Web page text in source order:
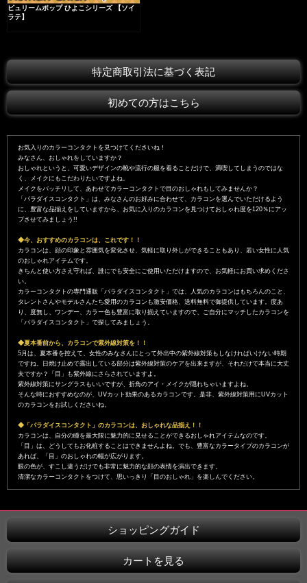
ピュリームポップ ひよこシリーズ 【ソイ
ラテ】
特定商取引法に基づく表記
初めての方はこちら
お気入りのカラーコンタクトを見つけてくださいね！
みなさん、おしゃれをしていますか？
おしゃれというと、可愛いデザインの靴や流行の服を着ることだけで、満喫してしまうのではな
く、メイクにもこだわりたいですよね。
メイクをバッチリして、あわせてカラーコンタクトで目のおしゃれもしてみませんか？
「パラダイスコンタクト」は、みなさんのお好みに合わせて、カラコンを選んでいただけるよう
に、豊富な品揃えをしていますから、お気に入りのカラコンを見つけておしゃれ度を120％にアッ
プさせてみましょう!!
◆今、おすすめのカラコンは、これです！！
カラコンは、顔の印象と雰囲気を変化させ、気軽に取り外しができることもあり、若い女性に人気
のおしゃれアイテムです。
きちんと使い方さえ守れば、誰にでも安全にご使用いただけますので、お気軽にお買い求めくださ
い。
カラーコンタクトの専門通販「パラダイスコンタクト」では、人気のカラコンはもちろんのこと、
タレントさんやモデルさんたち愛用のカラコンも激安価格、送料無料で御提供しています。度あ
り、度無し、ワンデー、カラー色も豊富に取り揃えていますので、ご自分にマッチしたカラコンを
「パラダイスコンタクト」で探してみましょう。
◆夏本番前から、カラコンで紫外線対策を！！
5月は、夏本番を控えて、女性のみなさんにとって外出中の紫外線対策もしなければいけない時期
ですね。日焼け止めで露出している部分は紫外線対策のケアを出来ますが、それだけで本当に大丈
夫ですか？「目」も紫外線にさらされていますよ。
紫外線対策にサングラスもいいですが、折角のアイ・メイクが隠れちゃいますよね。
そんな時におすすめなのが、UVカット効果のあるカラコンです。是非、紫外線対策用にUVカット
のカラコンをお試しくださいね。
◆「パラダイスコンタクト」のカラコンは、おしゃれな品揃え！！
カラコンは、自分の瞳を最大限に魅力的に見せることができるおしゃれアイテムなのです。
「目」は、どうしてもお化粧することはできませんよね。でも、豊富なカラータイプのカラコンが
あれば、「目」のおしゃれの幅が広がります。
眼の色が、すこし違うだけでも非常に魅力的な顔の表情を演出できます。
清潔なカラーコンタクトをつけて、思いっきり「目のおしゃれ」を楽しんでください。
ショッピングガイド
カートを見る